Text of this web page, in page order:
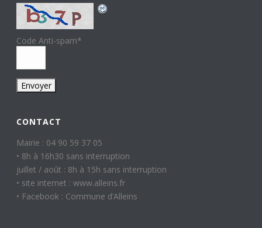
Code Anti-spam*
CONTACT
Mairie : 04 90 59 37 05
• 8h à 16h30 sans interruption
juillet / août : 8h à 15h sans interruption
• site internet : www.alleins.fr
• Facebook : Commune d’Alleins